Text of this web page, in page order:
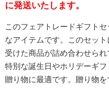
に発送いたします。
このフェアトレードギフト
なアイテムです。このセッ
受けた商品が詰め合わせられ
特別な誕生日やホリデーギ
贈り物に最適です。贈り物